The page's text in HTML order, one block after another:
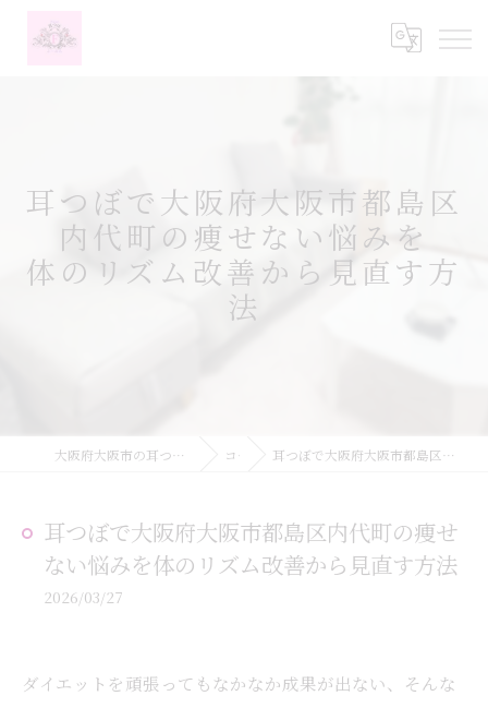
耳つぼで大阪府大阪市都島区
内代町の痩せない悩みを
体のリズム改善から見直す方
法
大阪府大阪市の耳つぼなら耳つぼダイエットサロンふーみん コラム 耳つぼで大阪府大阪市都島区内代町の痩せない悩みを体のリズム改善から見直す方法
耳つぼで大阪府大阪市都島区内代町の痩せ
ない悩みを体のリズム改善から見直す方法
2026/03/27
ダイエットを頑張ってもなかなか成果が出ない、そんな